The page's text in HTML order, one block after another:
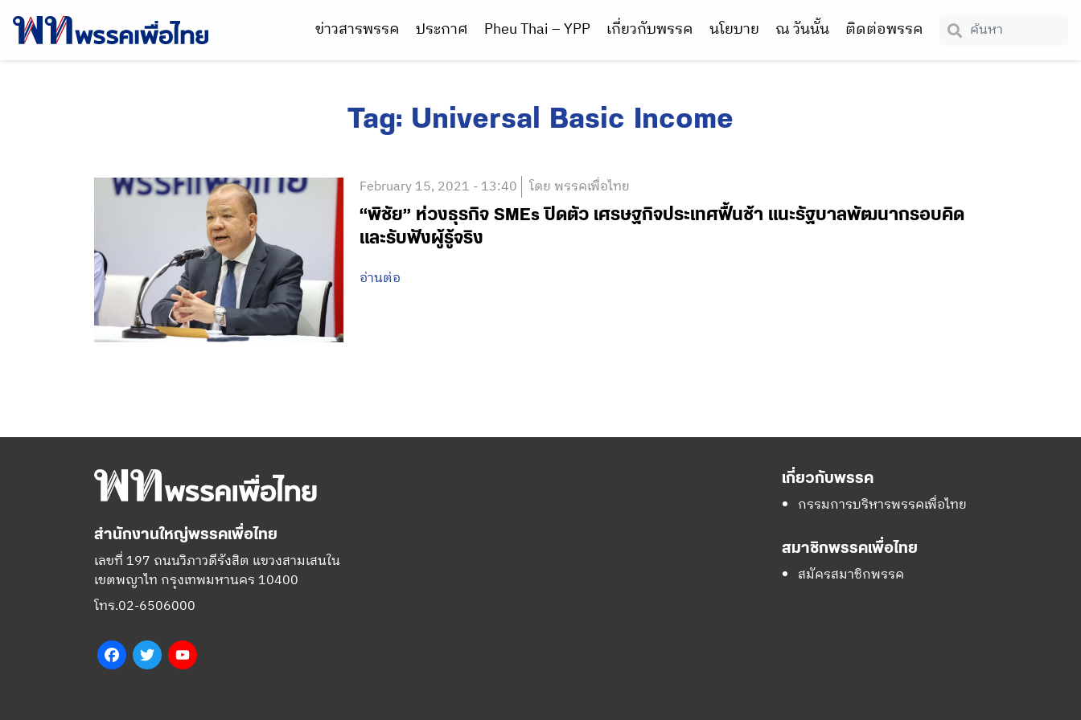
ข่าวสารพรรค ประกาศ Pheu Thai – YPP เกี่ยวกับพรรค นโยบาย ณ วันนั้น ติดต่อพรรค
Tag: Universal Basic Income
February 15, 2021 - 13:40 โดย พรรคเพื่อไทย
“พิชัย” ห่วงธุรกิจ SMEs ปิดตัว เศรษฐกิจประเทศฟื้นช้า แนะรัฐบาลพัฒนากรอบคิด
และรับฟังผู้รู้จริง
อ่านต่อ
สำนักงานใหญ่พรรคเพื่อไทย
เลขที่ 197 ถนนวิภาวดีรังสิต แขวงสามเสนใน
เขตพญาไท กรุงเทพมหานคร 10400
โทร.02-6506000
FacebookTwitter
เกี่ยวกับพรรค
กรรมการบริหารพรรคเพื่อไทย
สมาชิกพรรคเพื่อไทย
สมัครสมาชิกพรรค